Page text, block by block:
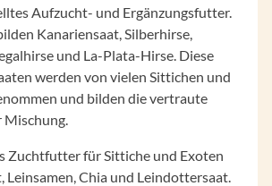
Aufzucht- und Ergänzungsfutter.
Kanariensaat, Silberhirse,
und La-Plata-Hirse. Diese
werden von vielen Sittichen und
und bilden die vertraute
Zuchtfutter für Sittiche und Exoten
Leinsamen, Chia und Leindottersaat.